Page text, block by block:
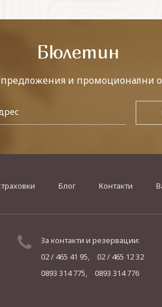
Бюлетин
предложения и промоционални
Блог Контакти
За контакти и резервации:
02 / 465 41 95,
02 / 465 12 32
0893 314 775,
0893 314 776